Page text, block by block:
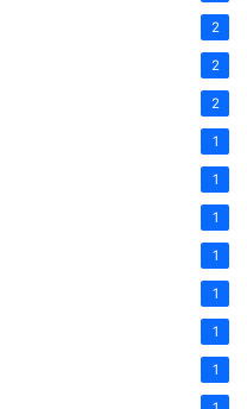
2
2
2
1
1
1
1
1
1
1